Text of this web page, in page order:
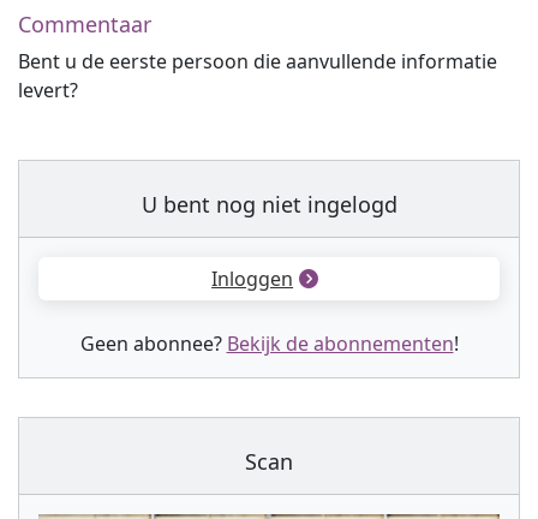
Commentaar
Bent u de eerste persoon die aanvullende informatie
levert?
U bent nog niet ingelogd
Inloggen
Geen abonnee? Bekijk de abonnementen!
Scan